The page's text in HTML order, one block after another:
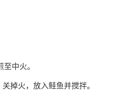
中火。
掉火，放入鲑鱼并搅拌。